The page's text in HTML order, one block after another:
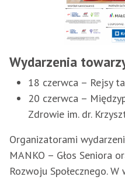
Wydarzenia
18 czerwca – Rejsy
20 czerwca –
Zdrowie im. dr.
Organizatorami
MANKO – Głos Seniora
Rozwoju Społecznego.